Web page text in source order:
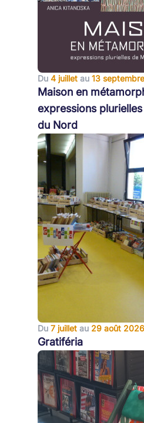
Du 4 juillet au 13
Maison en
expressions
du Nord
Du 7 juillet au 29 août 2026
Gratiféria